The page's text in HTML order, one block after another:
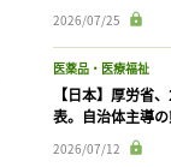
2026/07/25
医薬品・医療福祉
【日本】厚労省
表。自治体主導
2026/07/12